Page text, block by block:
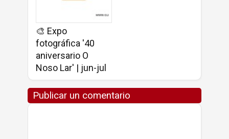
🎨 Expo
fotográfica '40
aniversario O
Noso Lar' | jun-jul
Publicar un comentario